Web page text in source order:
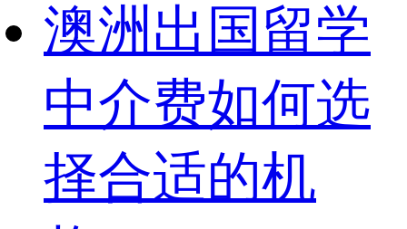
澳洲出国留学
中介费如何选
择合适的机